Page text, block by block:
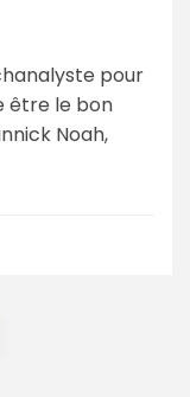
pour
être le bon
Noah,